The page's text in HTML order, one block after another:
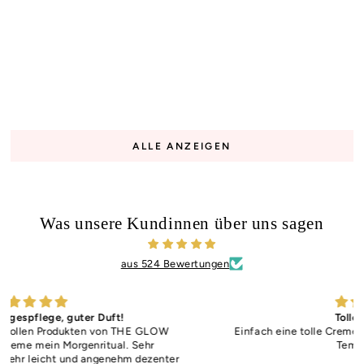
ALLE ANZEIGEN
Was unsere Kundinnen über uns sagen
aus 524 Bewertungen
Einfach eine tolle Creme. Super leicht bei diesen hohen
Temperaturen.